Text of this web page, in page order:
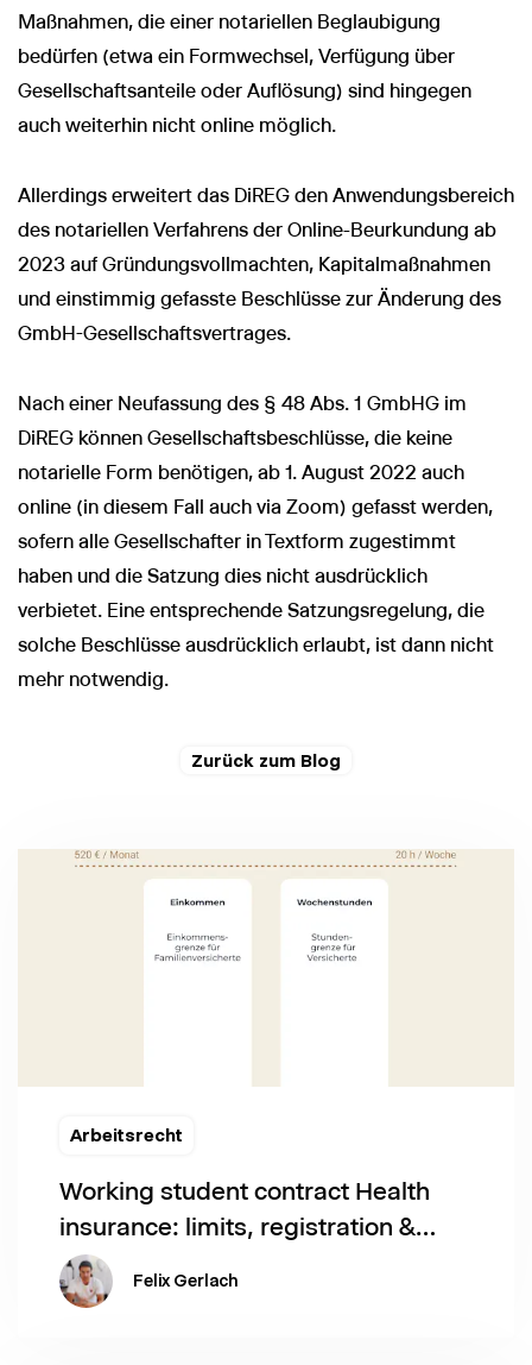
Maßnahmen, die einer notariellen Beglaubigung
bedürfen (etwa ein Formwechsel, Verfügung über
Gesellschaftsanteile oder Auflösung) sind hingegen
auch weiterhin nicht online möglich.
Allerdings erweitert das DiREG den Anwendungsbereich
des notariellen Verfahrens der Online-Beurkundung ab
2023 auf Gründungsvollmachten, Kapitalmaßnahmen
und einstimmig gefasste Beschlüsse zur Änderung des
GmbH-Gesellschaftsvertrages.
Nach einer Neufassung des § 48 Abs. 1 GmbHG im
DiREG können Gesellschaftsbeschlüsse, die keine
notarielle Form benötigen, ab 1. August 2022 auch
online (in diesem Fall auch via Zoom) gefasst werden,
sofern alle Gesellschafter in Textform zugestimmt
haben und die Satzung dies nicht ausdrücklich
verbietet. Eine entsprechende Satzungsregelung, die
solche Beschlüsse ausdrücklich erlaubt, ist dann nicht
mehr notwendig.
Zurück zum Blog
Arbeitsrecht
Working student contract Health
insurance: limits, registration &
contributions [2024]
Felix Gerlach